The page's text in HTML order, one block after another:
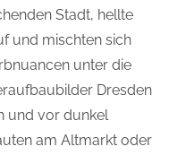
Stadt, hellte
und mischten sich
unter die
Dresden
und vor dunkel
am Altmarkt oder